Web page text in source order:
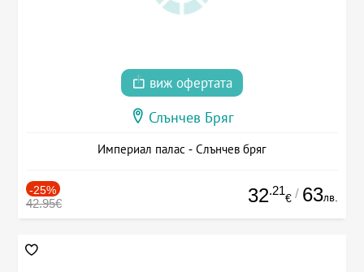
виж офертата
Слънчев Бряг
Империал палас - Слънчев бряг
-25%
42.95€ 32.21
€ / 63лв.